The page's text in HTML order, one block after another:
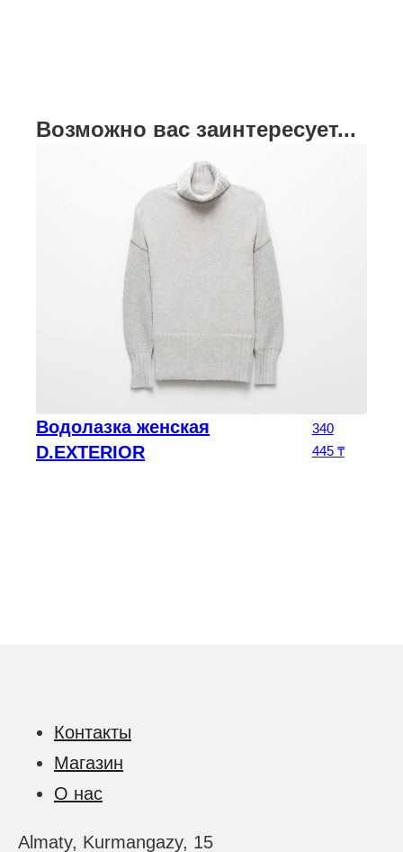
Возможно вас заинтересует...
Водолазка женская
D.EXTERIOR
340
445 ₸
Контакты
Магазин
О нас
Almaty, Kurmangazy, 15